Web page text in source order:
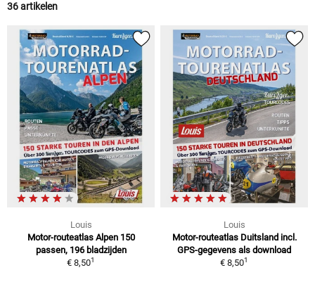
36 artikelen
Louis
Motor-routeatlas Alpen 150
passen, 196 bladzijden
€ 8,501
Louis
Motor-routeatlas Duitsland incl.
GPS-gegevens als download
€ 8,501